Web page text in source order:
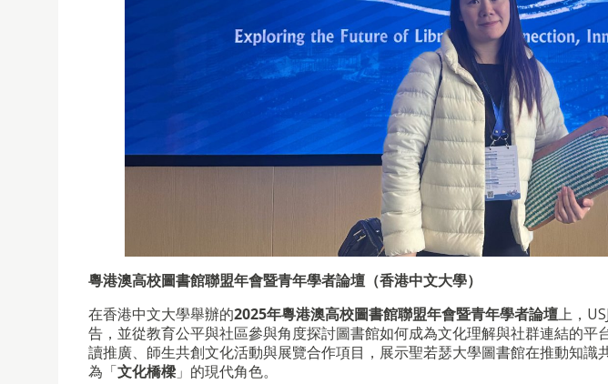
粵港澳高校圖書館聯盟年會暨青年學者論壇（香港中文大學）
在香港中文大學舉辦的2025年粵港澳高校圖書館聯盟年會暨青年學者論壇上，
告，並從教育公平與社區參與角度探討圖書館如何成為文化理解與社群連結的
讀推廣、師生共創文化活動與展覽合作項目，展示聖若瑟大學圖書館在推動知識
為「文化橋樑」的現代角色。